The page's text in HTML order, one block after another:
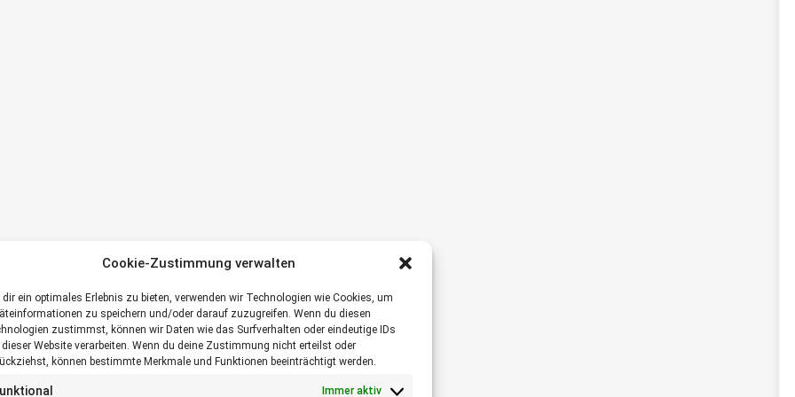
Cookie-Zustimmung verwalten
dir ein optimales Erlebnis zu bieten, verwenden wir Technologien wie Cookies, um
zu speichern und/oder darauf zuzugreifen. Wenn du diesen
zustimmst, können wir Daten wie das Surfverhalten oder eindeutige IDs
Website verarbeiten. Wenn du deine Zustimmung nicht erteilst oder
können bestimmte Merkmale und Funktionen beeinträchtigt werden.
Immer aktiv